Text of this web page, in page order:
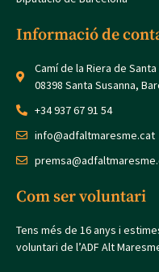
Informació de
Camí de la Riera de Santa
08398 Santa Susanna,
+34 937 67 91 54
info@adfaltmaresme.cat
Com ser voluntari
Tens més de 16 anys i
voluntari de l’ADF Alt